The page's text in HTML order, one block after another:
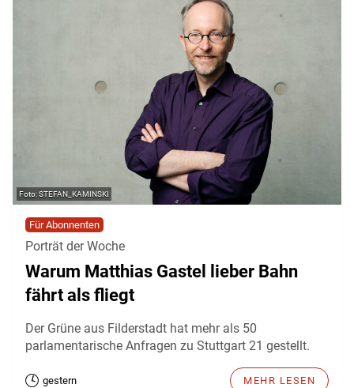
STEFAN_KAMINSKI
Für Abonnenten
Porträt der Woche
Warum Matthias Gastel lieber Bahn
fährt als fliegt
Der Grüne aus Filderstadt hat mehr als 50
parlamentarische Anfragen zu Stuttgart 21 gestellt.
gestern MEHR LESEN